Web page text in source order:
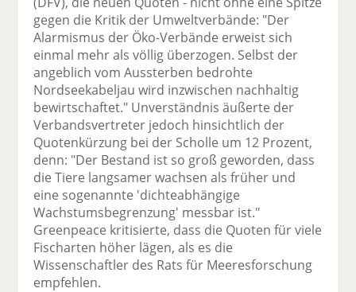
gegen die Kritik der Umweltverbände: "Der
Alarmismus der Öko-Verbände erweist sich
einmal mehr als völlig überzogen. Selbst der
angeblich vom Aussterben bedrohte
Nordseekabeljau wird inzwischen nachhaltig
bewirtschaftet." Unverständnis äußerte der
Verbandsvertreter jedoch hinsichtlich der
Quotenkürzung bei der Scholle um 12 Prozent,
denn: "Der Bestand ist so groß geworden, dass
die Tiere langsamer wachsen als früher und
eine sogenannte 'dichteabhängige
Wachstumsbegrenzung' messbar ist."
Greenpeace kritisierte, dass die Quoten für viele
Fischarten höher lägen, als es die
Wissenschaftler des Rats für Meeresforschung
empfehlen.